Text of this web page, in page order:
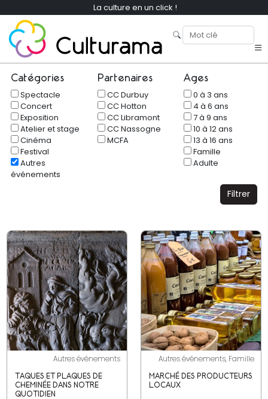
La culture en un click !
Catégories
Spectacle
Concert
Exposition
Atelier et stage
Cinéma
Festival
Autres
événements
Partenaires
CC Durbuy
CC Hotton
CC Libramont
CC Nassogne
MCFA
Ages
0 à 3 ans
4 à 6 ans
7 à 9 ans
10 à 12 ans
13 à 16 ans
Famille
Adulte
Filtrer
Autres événements
TAQUES ET PLAQUES DE
CHEMINÉE DANS NOTRE
QUOTIDIEN
Autres événements, Famille
MARCHÉ DES PRODUCTEURS
LOCAUX